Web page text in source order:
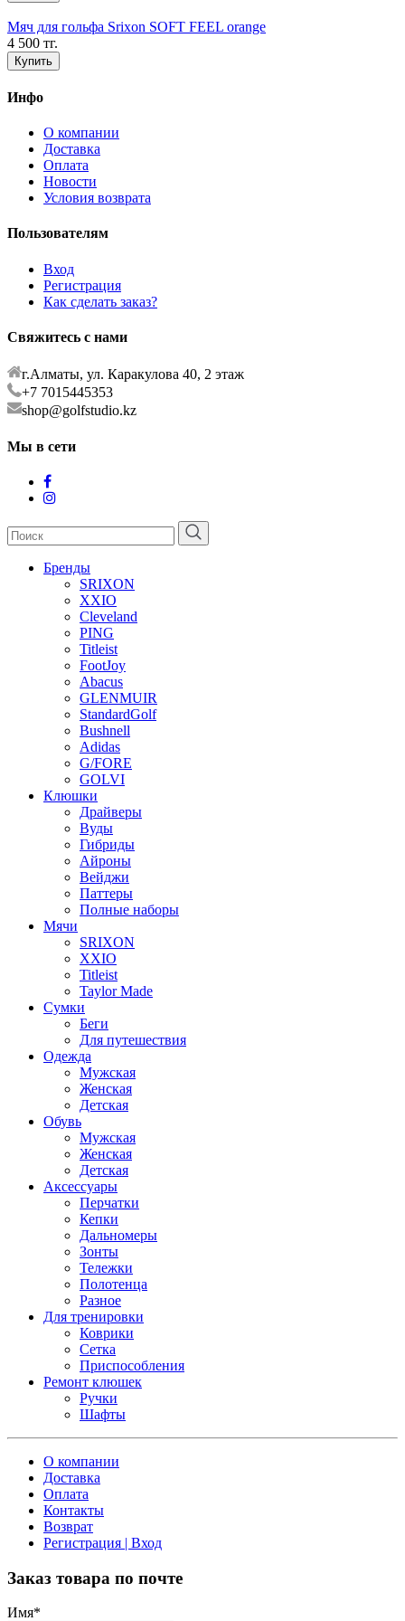
Мяч для гольфа Srixon SOFT FEEL orange
4 500 тг.
Купить
Инфо
О компании
Доставка
Оплата
Новости
Условия возврата
Пользователям
Вход
Регистрация
Как сделать заказ?
Свяжитесь с нами
г.Алматы, ул. Каракулова 40, 2 этаж
+7 7015445353
shop@golfstudio.kz
Мы в сети
Бренды
SRIXON
XXIO
Cleveland
PING
Titleist
FootJoy
Abacus
GLENMUIR
StandardGolf
Bushnell
Adidas
G/FORE
GOLVI
Клюшки
Драйверы
Вуды
Гибриды
Айроны
Вейджи
Паттеры
Полные наборы
Мячи
SRIXON
XXIO
Titleist
Taylor Made
Сумки
Беги
Для путешествия
Одежда
Мужская
Женская
Детская
Обувь
Мужская
Женская
Детская
Аксессуары
Перчатки
Кепки
Дальномеры
Зонты
Тележки
Полотенца
Разное
Для тренировки
Коврики
Сетка
Приспособления
Ремонт клюшек
Ручки
Шафты
О компании
Доставка
Оплата
Контакты
Возврат
Регистрация | Вход
Заказ товара по почте
Имя*